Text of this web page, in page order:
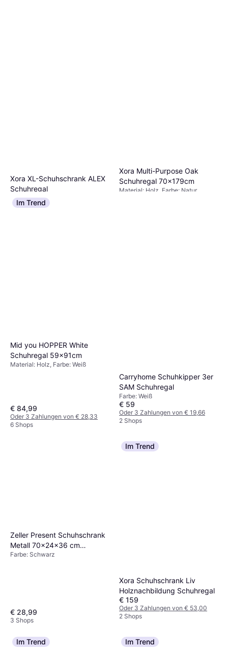
Xora XL-Schuhschrank ALEX
Schuhregal
Farbe: Weiß
€ 79
Xora Multi-Purpose Oak
Schuhregal 70x179cm
Material: Holz, Farbe: Natur
Im Trend
Mid you HOPPER White
Schuhregal 59x91cm
Material: Holz, Farbe: Weiß
€ 84,99
Oder 3 Zahlungen von € 28,33
6 Shops
Carryhome Schuhkipper 3er
SAM Schuhregal
Farbe: Weiß
€ 59
Oder 3 Zahlungen von € 19,66
2 Shops
Zeller Present Schuhschrank
Metall 70x24x36 cm
Schuhregal 61x36cm
Farbe: Schwarz
€ 28,99
3 Shops
Im Trend
Xora Schuhschrank Liv
Holznachbildung Schuhregal
€ 159
Oder 3 Zahlungen von € 53,00
2 Shops
Im Trend Im Trend